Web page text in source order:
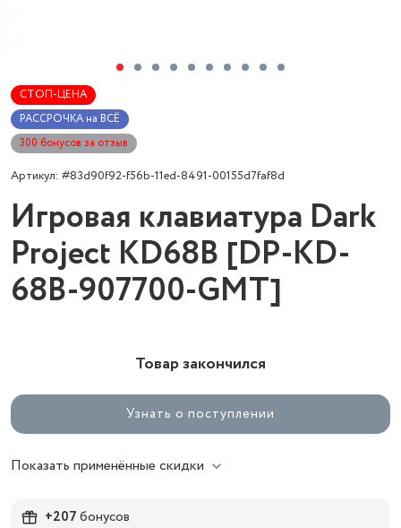
СТОП-ЦЕНА
РАССРОЧКА на ВСЁ
300 бонусов за отзыв
Артикул: #83d90f92-f56b-11ed-8491-00155d7faf8d
Игровая клавиатура Dark
Project KD68B [DP-KD-
68B-907700-GMT]
Товар закончился
Узнать о поступлении
Показать применённые скидки
+207бонусов